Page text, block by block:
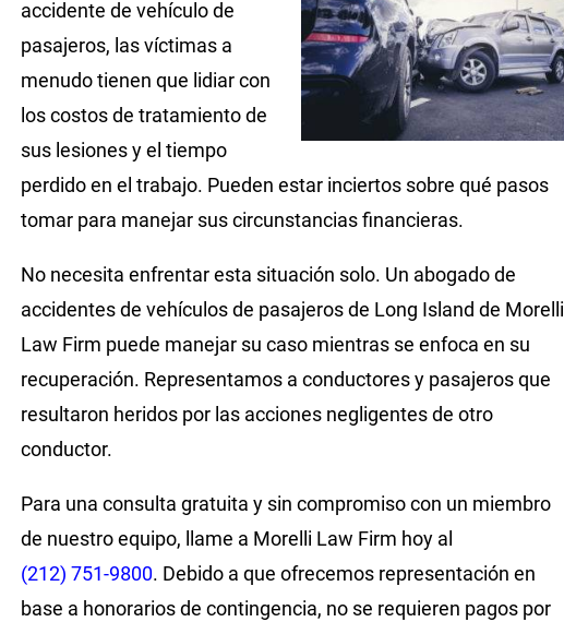
accidente de vehículo de
pasajeros, las víctimas a
menudo tienen que lidiar con
los costos de tratamiento de
sus lesiones y el tiempo
perdido en el trabajo. Pueden estar inciertos sobre qué pasos
tomar para manejar sus circunstancias financieras.
No necesita enfrentar esta situación solo. Un abogado de
accidentes de vehículos de pasajeros de Long Island de Morelli
Law Firm puede manejar su caso mientras se enfoca en su
recuperación. Representamos a conductores y pasajeros que
resultaron heridos por las acciones negligentes de otro
conductor.
Para una consulta gratuita y sin compromiso con un miembro
de nuestro equipo, llame a Morelli Law Firm hoy al
(212) 751-9800. Debido a que ofrecemos representación en
base a honorarios de contingencia, no se requieren pagos por